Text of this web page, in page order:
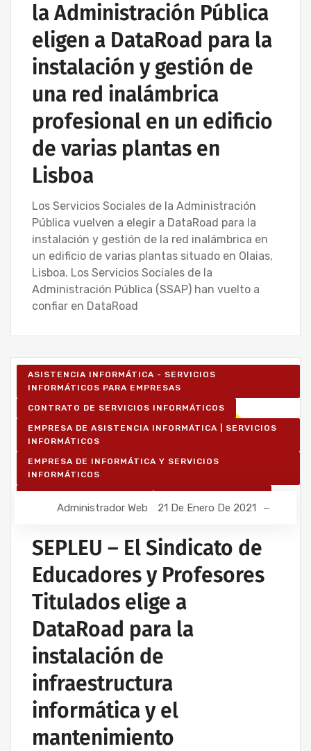
la Administración Pública
eligen a DataRoad para la
instalación y gestión de
una red inalámbrica
profesional en un edificio
de varias plantas en
Lisboa
Los Servicios Sociales de la Administración
Pública vuelven a elegir a DataRoad para la
instalación y gestión de la red inalámbrica en
un edificio de varias plantas situado en Olaias,
Lisboa. Los Servicios Sociales de la
Administración Pública (SSAP) han vuelto a
confiar en DataRoad
ASISTENCIA INFORMÁTICA - SERVICIOS
INFORMÁTICOS PARA EMPRESAS
CONTRATO DE SERVICIOS INFORMÁTICOS
EMPRESA DE ASISTENCIA INFORMÁTICA | SERVICIOS
INFORMÁTICOS
EMPRESA DE INFORMÁTICA Y SERVICIOS
INFORMÁTICOS
Administrador Web 21 De Enero De 2021
SEPLEU – El Sindicato de
Educadores y Profesores
Titulados elige a
DataRoad para la
instalación de
infraestructura
informática y el
mantenimiento